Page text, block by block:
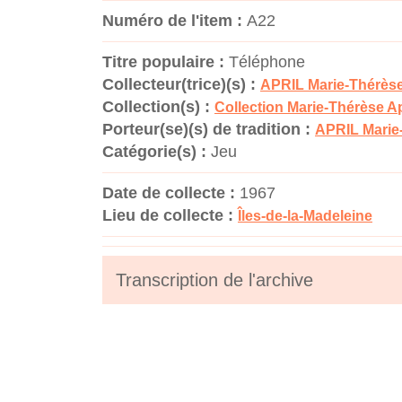
Numéro de l'item : A22
Titre populaire : Téléphone
Collecteur(trice)(s) : APRIL Marie-
Collection(s) : Collection Marie-Thérèse
Porteur(se)(s) de tradition : APRIL
Catégorie(s) : Jeu
Date de collecte : 1967
Lieu de collecte :
Îles-de-la-Madeleine
Transcription de l'archive